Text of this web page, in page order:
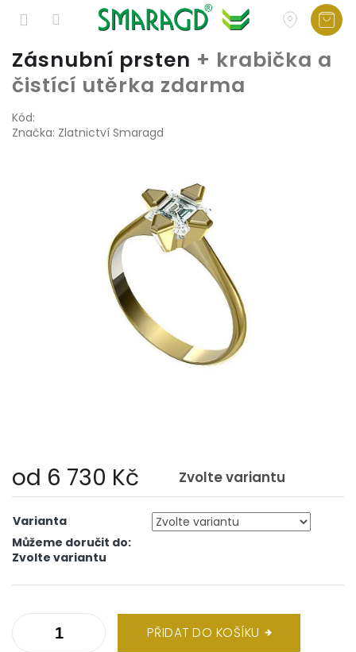
Přejít
na
obsah
Zásnubní prsten + krabička a
čistící utěrka zdarma
Kód:
Značka: Zlatnictví Smaragd
od 6 730 Kč Zvolte variantu
cena:
Varianta
Můžeme doručit do:
Zvolte variantu
PŘIDAT DO KOŠÍKU